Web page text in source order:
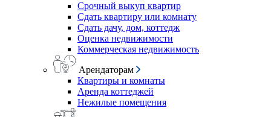
Срочный выкуп квартир
Сдать квартиру или комнату
Сдать дачу, дом, коттедж
Оценка недвижимости
Коммерческая недвижимость
Арендаторам
Квартиры и комнаты
Аренда коттеджей
Нежилые помещения